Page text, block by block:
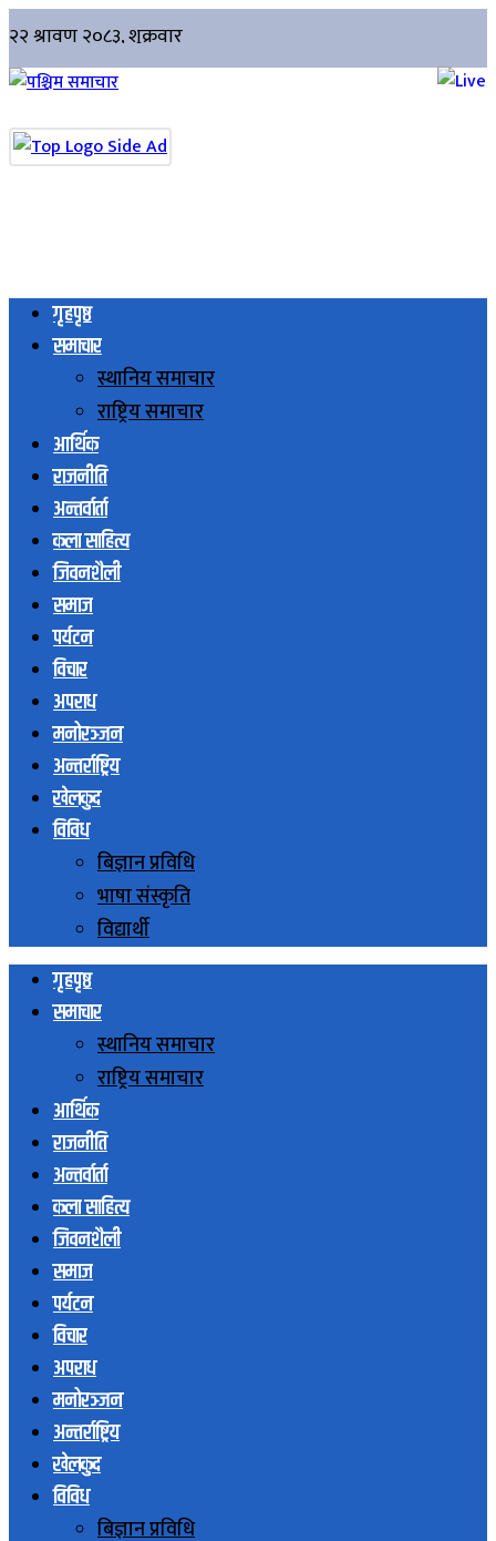
गृहपृष्ठ
समाचार
स्थानिय समाचार
राष्ट्रिय समाचार
आर्थिक
राजनीति
अन्तर्वार्ता
कला साहित्य
जिवनशैली
समाज
पर्यटन
विचार
अपराध
मनोरञ्जन
अन्तर्राष्ट्रिय
खेलकुद
विविध
बिज्ञान प्रविधि
भाषा संस्कृति
विद्यार्थी
गृहपृष्ठ
समाचार
स्थानिय समाचार
राष्ट्रिय समाचार
आर्थिक
राजनीति
अन्तर्वार्ता
कला साहित्य
जिवनशैली
समाज
पर्यटन
विचार
अपराध
मनोरञ्जन
अन्तर्राष्ट्रिय
खेलकुद
विविध
बिज्ञान प्रविधि